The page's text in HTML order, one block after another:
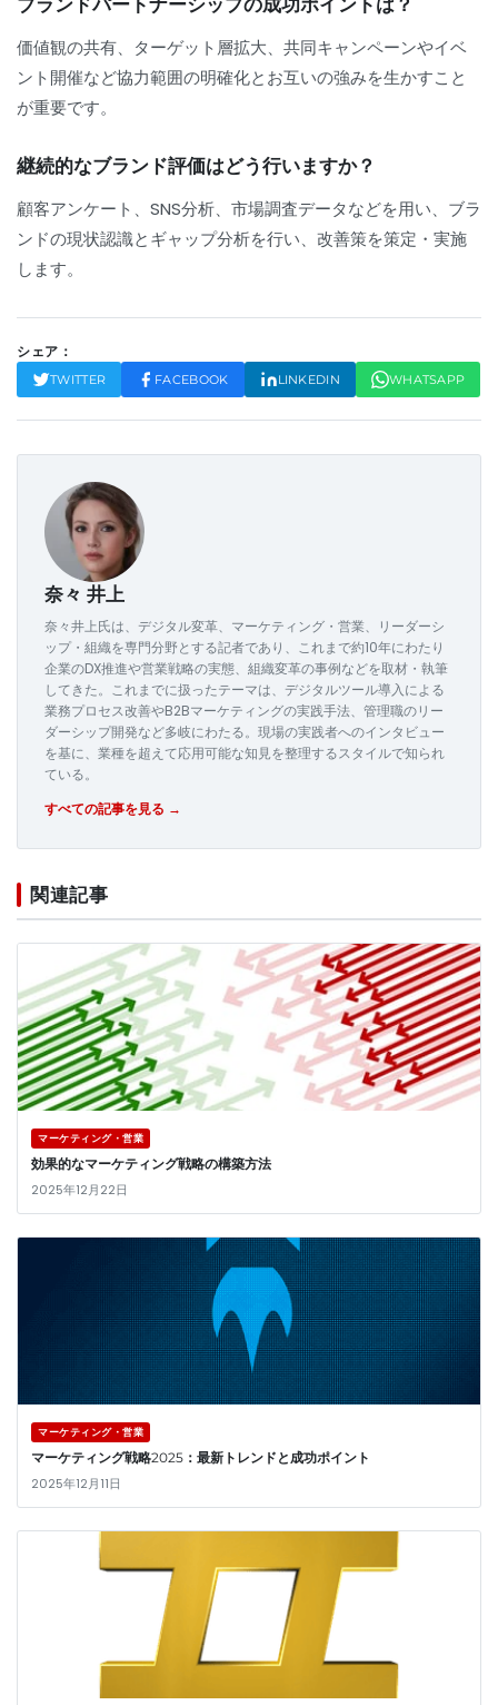
ブランドパートナーシップの成功ポイントは？
価値観の共有、ターゲット層拡大、共同キャンペーンやイベ
ント開催など協力範囲の明確化とお互いの強みを生かすこと
が重要です。
継続的なブランド評価はどう行いますか？
顧客アンケート、SNS分析、市場調査データなどを用い、ブラ
ンドの現状認識とギャップ分析を行い、改善策を策定・実施
します。
シェア：
TWITTER FACEBOOK LINKEDIN WHATSAPP
奈々 井上
奈々井上氏は、デジタル変革、マーケティング・営業、リーダーシ
ップ・組織を専門分野とする記者であり、これまで約10年にわたり
企業のDX推進や営業戦略の実態、組織変革の事例などを取材・執筆
してきた。これまでに扱ったテーマは、デジタルツール導入による
業務プロセス改善やB2Bマーケティングの実践手法、管理職のリー
ダーシップ開発など多岐にわたる。現場の実践者へのインタビュー
を基に、業種を超えて応用可能な知見を整理するスタイルで知られ
ている。
すべての記事を見る →
関連記事
マーケティング・営業
効果的なマーケティング戦略の構築方法
2025年12月22日
マーケティング・営業
マーケティング戦略2025：最新トレンドと成功ポイント
2025年12月11日